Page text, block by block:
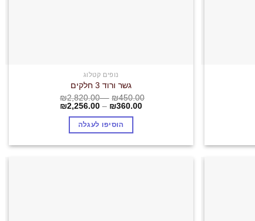
נופים קטלוג
גשר ורוד 3 חלקים
₪450.00
–
₪2,820.00
₪360.00
–
₪2,256.00
הוסיפו לעגלה